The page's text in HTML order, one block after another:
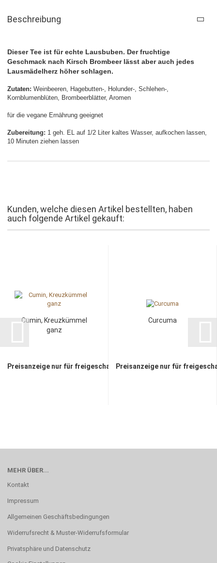
Beschreibung
Dieser Tee ist für echte Lausbuben. Der fruchtige
Geschmack nach Kirsch Brombeer lässt aber auch jedes
Lausmädelherz höher schlagen.
Zutaten: Weinbeeren, Hagebutten-, Holunder-, Schlehen-,
Kornblumenblüten, Brombeerblätter, Aromen
für die vegane Ernährung geeignet
Zubereitung: 1 geh. EL auf 1/2 Liter kaltes Wasser, aufkochen lassen,
10 Minuten ziehen lassen
Kunden, welche diesen Artikel bestellten, haben
auch folgende Artikel gekauft:
Cumin, Kreuzkümmel
ganz
Preisanzeige nur für freigeschaltete Kunden
Curcuma
Preisanzeige nur für
MEHR ÜBER...
Kontakt
Impressum
Allgemeinen Geschäftsbedingungen
Widerrufsrecht & Muster-Widerrufsformular
Privatsphäre und Datenschutz